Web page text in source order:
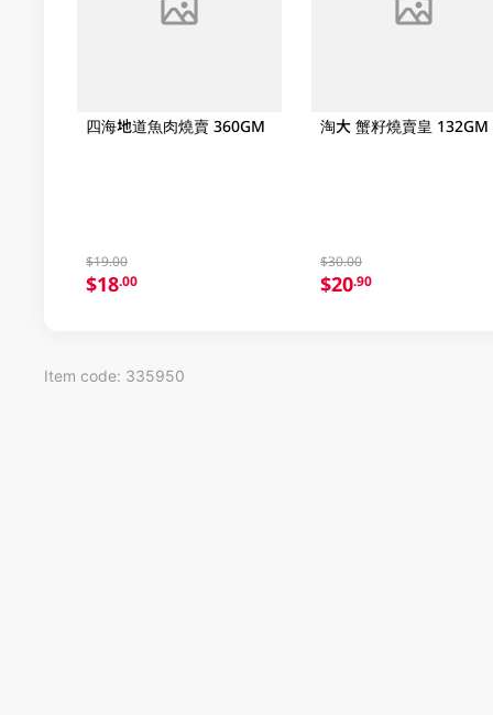
四海地道魚肉燒賣 360GM
$19.00
$18.00
淘大 蟹籽燒賣皇 132GM
$30.00
$20.90
Item code: 335950